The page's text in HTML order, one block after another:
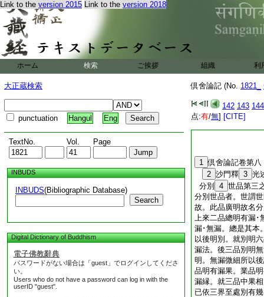
Link to the version 2015 Link to the version 2018
ホーム 検索 ご挨拶 組織 利
大正蔵検索
punctuation Hangul Eng
TextNo. Vol. Page
INBUDS
INBUDS(Bibliographic Database)
Search
Digital Dictionary of Buddhism
電子佛教辭典
パスワードがない場合は「guest」でログインしてくださ
い。
Users who do not have a password can log in with the
userID "guest".
倶舍論記 (No. 1821_
142 143 144
点:有/無] [CITE]
1 倶舍論記卷第八
2 沙門釋 3
分別
4 世品第三
分別世品者。世謂
故。此品廣明故名
上來二品總明有漏･
漏･無漏。總是其本
以後明別。就別明
漏法。後三品別明
明。無漏微細所以
品明有漏果。業品
漏縁。就三品中果
已依三界至處別有